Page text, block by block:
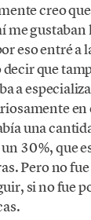
creo
me gustaban
eso entré a
que
a
una
30%, que
Pero no
si no fue